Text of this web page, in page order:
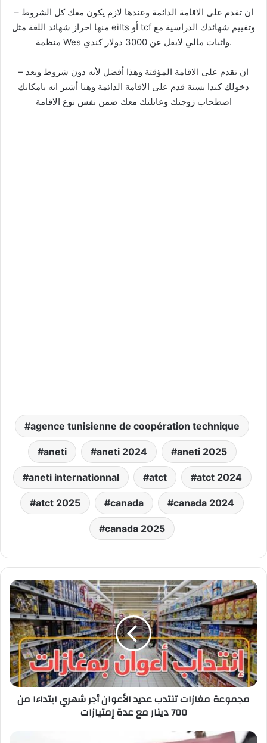
– ان تقدم على الاقامة الدائمة وعندها لازم يكون معك كل الشروط
منها احراز شهائد اللغة مثل eilts أو tcf وتقييم شهائدك الدراسية مع
منظمة Wes واثبات مالي لايقل عن 3000 دولار كندي.
– ان تقدم على الاقامة المؤقتة وهذا أفضل لأنه دون شروط وبعد
دخولك كندا بسنة قدم على الاقامة الدائمة وهنا أشير انه بامكانك
اصطحاب زوجتك وعائلتك معك ضمن نفس نوع الاقامة
agence tunisienne de coopération technique
aneti aneti 2024 aneti 2025
aneti internationnal atct atct 2024
atct 2025 canada canada 2024
canada 2025
مجموعة
مغازات
تنتدب
عديد
الأعوان
أجر
شهري
ابتداءا
من
700مجموعة مغازات تنتدب عديد الأعوان أجر شهري ابتداءا من
700 دينار مع عدة إمتيازات